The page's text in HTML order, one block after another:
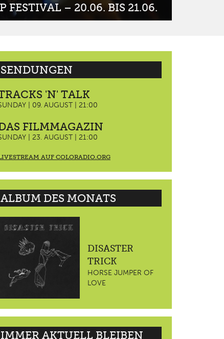
FESTIVAL – 20.06. BIS 21.06.
SENDUNGEN
'N' TALK
| 09. AUGUST | 21:00
FILMMAGAZIN
| 23. AUGUST | 21:00
AUF COLORADIO.ORG
ALBUM DES MONATS
DISASTER
TRICK
HORSE JUMPER OF
LOVE
IMMER AKTUELL BLEIBEN